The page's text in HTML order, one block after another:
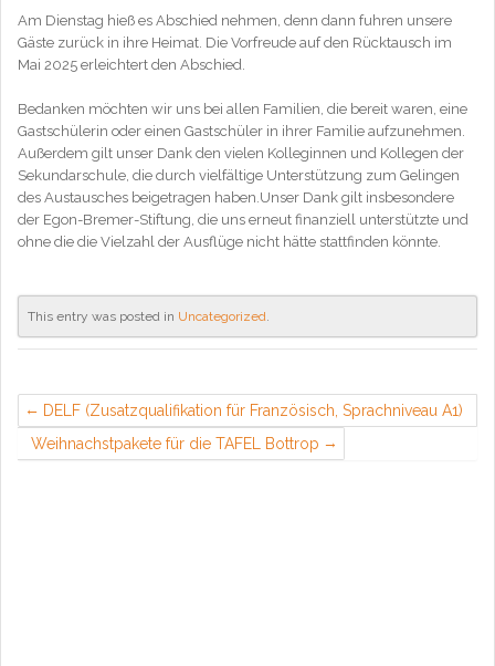
Am Dienstag hieß es Abschied nehmen, denn dann fuhren unsere
Gäste zurück in ihre Heimat. Die Vorfreude auf den Rücktausch im
Mai 2025 erleichtert den Abschied.
Bedanken möchten wir uns bei allen Familien, die bereit waren, eine
Gastschülerin oder einen Gastschüler in ihrer Familie aufzunehmen.
Außerdem gilt unser Dank den vielen Kolleginnen und Kollegen der
Sekundarschule, die durch vielfältige Unterstützung zum Gelingen
des Austausches beigetragen haben.Unser Dank gilt insbesondere
der Egon-Bremer-Stiftung, die uns erneut finanziell unterstützte und
ohne die die Vielzahl der Ausflüge nicht hätte stattfinden könnte.
This entry was posted in Uncategorized
DELF (Zusatzqualifikation für Französisch, Sprachniveau A1)
Weihnachstpakete für die TAFEL Bottrop